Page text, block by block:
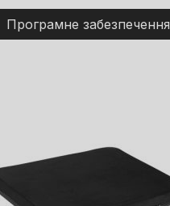
Програмне забезпечення